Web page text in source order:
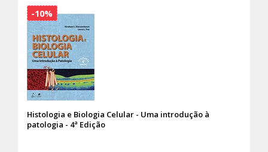
Histologia e Biologia Celular - Uma introdução à
patologia - 4ª Edição
-10%